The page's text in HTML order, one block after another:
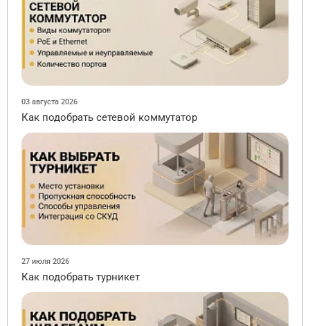
03 августа 2026
Как подобрать сетевой коммутатор
27 июля 2026
Как подобрать турникет